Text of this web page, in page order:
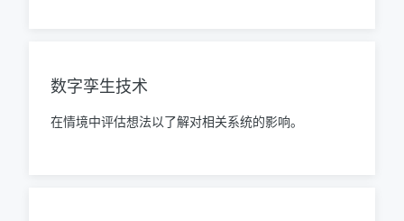
数字孪生技术
在情境中评估想法以了解对相关系统的影响。